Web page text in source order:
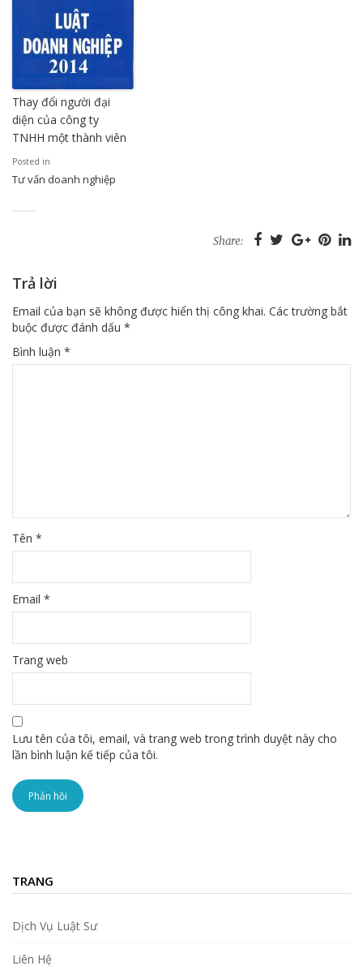
Thay đổi người đại
diện của công ty
TNHH một thành viên
Posted in
Tư vấn doanh nghiệp
Share:
Trả lời
Email của bạn sẽ không được hiển thị công khai. Các trường bắt
buộc được đánh dấu *
Bình luận *
Tên *
Email *
Trang web
Lưu tên của tôi, email, và trang web trong trình duyệt này cho
lần bình luận kế tiếp của tôi.
TRANG
Dịch Vụ Luật Sư
Liên Hệ